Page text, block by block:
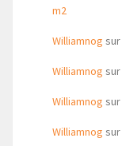
m2
Williamnog sur
Williamnog sur
Williamnog sur
Williamnog sur